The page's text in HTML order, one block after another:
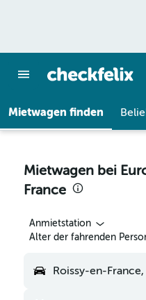
Mietwagen finden
Mietwagen bei
France
Anmietstation
Alter der fahrenden
Roissy-en-